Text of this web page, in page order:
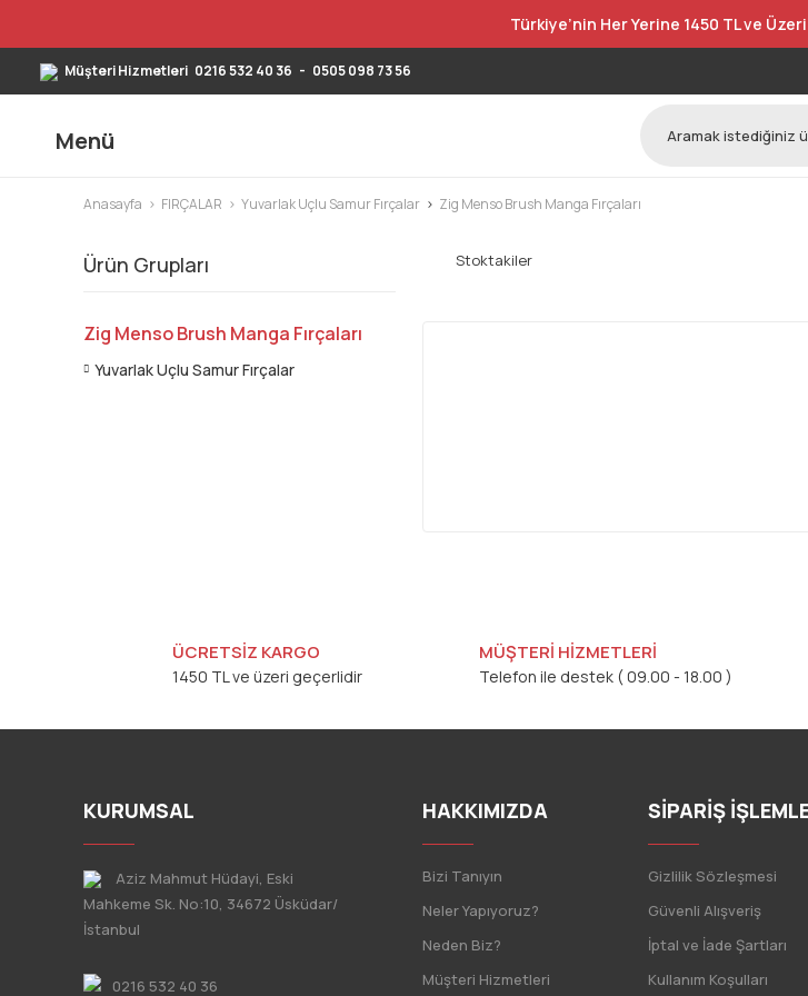
Türkiye’nin Her Yerine 1450 TL ve
Müşteri Hizmetleri 0216 532 40 36 - 0505 098 73 56
Menü
Anasayfa FIRÇALAR Yuvarlak Uçlu Samur Fırçalar Zig Menso Brush Manga Fırçaları
Ürün Grupları
Zig Menso Brush Manga Fırçaları
Yuvarlak Uçlu Samur Fırçalar
Stoktakiler
ÜCRETSİZ KARGO
1450 TL ve üzeri geçerlidir
MÜŞTERİ HİZMETLERİ
Telefon ile destek ( 09.00 - 18.00 )
KURUMSAL
Aziz Mahmut Hüdayi, Eski
Mahkeme Sk. No:10, 34672 Üsküdar/
İstanbul
0216 532 40 36
HAKKIMIZDA
Bizi Tanıyın
Neler Yapıyoruz?
Neden Biz?
Müşteri Hizmetleri
SİPARİŞ
Gizlilik Sözleşmesi
Güvenli Alışveriş
İptal ve İade Şartları
Kullanım Koşulları